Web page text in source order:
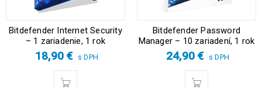
Bitdefender Internet Security
– 1 zariadenie, 1 rok
18,90€ s DPH
Bitdefender Password
Manager – 10 zariadení, 1 rok
24,90€ s DPH